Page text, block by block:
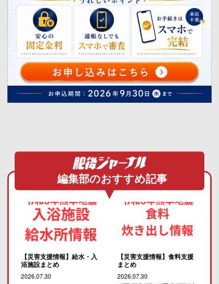
編集部のおすすめ記事
【災害支援情報】給水・入
浴施設まとめ
2026.07.30
【災害支援情報】食料支援
まとめ
2026.07.30